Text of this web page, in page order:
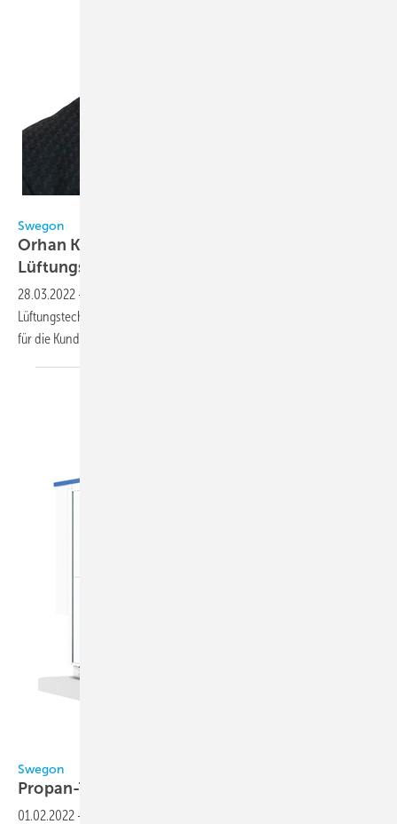
Swegon
Orhan Kaplan neuer Ansprechpartner für
Lüftungstechnik
28.03.2022 -
Lüftungstechnik erweitert. Orhan Kaplan ist neuer Ansprechpartner
für die Kunden in
Swegon
Propan-Titan
01.02.2022 -